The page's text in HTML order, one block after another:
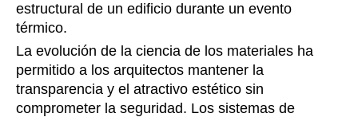
estructural de un edificio durante un evento
térmico.
La evolución de la ciencia de los materiales ha
permitido a los arquitectos mantener la
transparencia y el atractivo estético sin
comprometer la seguridad. Los sistemas de